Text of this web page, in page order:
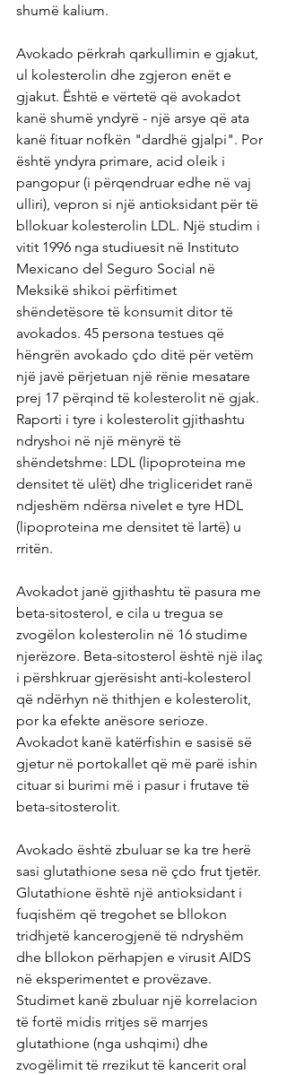
shumë kalium.
Avokado përkrah qarkullimin e gjakut,
ul kolesterolin dhe zgjeron enët e
gjakut. Është e vërtetë që avokadot
kanë shumë yndyrë - një arsye që ata
kanë fituar nofkën "dardhë gjalpi". Por
është yndyra primare, acid oleik i
pangopur (i përqendruar edhe në vaj
ulliri), vepron si një antioksidant për të
bllokuar kolesterolin LDL. Një studim i
vitit 1996 nga studiuesit në Instituto
Mexicano del Seguro Social në
Meksikë shikoi përfitimet
shëndetësore të konsumit ditor të
avokados. 45 persona testues që
hëngrën avokado çdo ditë për vetëm
një javë përjetuan një rënie mesatare
prej 17 përqind të kolesterolit në gjak.
Raporti i tyre i kolesterolit gjithashtu
ndryshoi në një mënyrë të
shëndetshme: LDL (lipoproteina me
densitet të ulët) dhe trigliceridet ranë
ndjeshëm ndërsa nivelet e tyre HDL
(lipoproteina me densitet të lartë) u
rritën.
Avokadot janë gjithashtu të pasura me
beta-sitosterol, e cila u tregua se
zvogëlon kolesterolin në 16 studime
njerëzore. Beta-sitosterol është një ilaç
i përshkruar gjerësisht anti-kolesterol
që ndërhyn në thithjen e kolesterolit,
por ka efekte anësore serioze.
Avokadot kanë katërfishin e sasisë së
gjetur në portokallet që më parë ishin
cituar si burimi më i pasur i frutave të
beta-sitosterolit.
Avokado është zbuluar se ka tre herë
sasi glutathione sesa në çdo frut tjetër.
Glutathione është një antioksidant i
fuqishëm që tregohet se bllokon
tridhjetë kancerogjenë të ndryshëm
dhe bllokon përhapjen e virusit AIDS
në eksperimentet e provëzave.
Studimet kanë zbuluar një korrelacion
të fortë midis rritjes së marrjes
glutathione (nga ushqimi) dhe
zvogëlimit të rrezikut të kancerit oral